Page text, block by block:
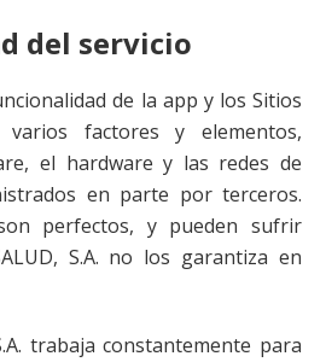
del servicio
de la app y los Sitios
factores y elementos,
el hardware y las redes de
en parte por terceros.
perfectos, y pueden sufrir
S.A. no los garantiza en
trabaja constantemente para